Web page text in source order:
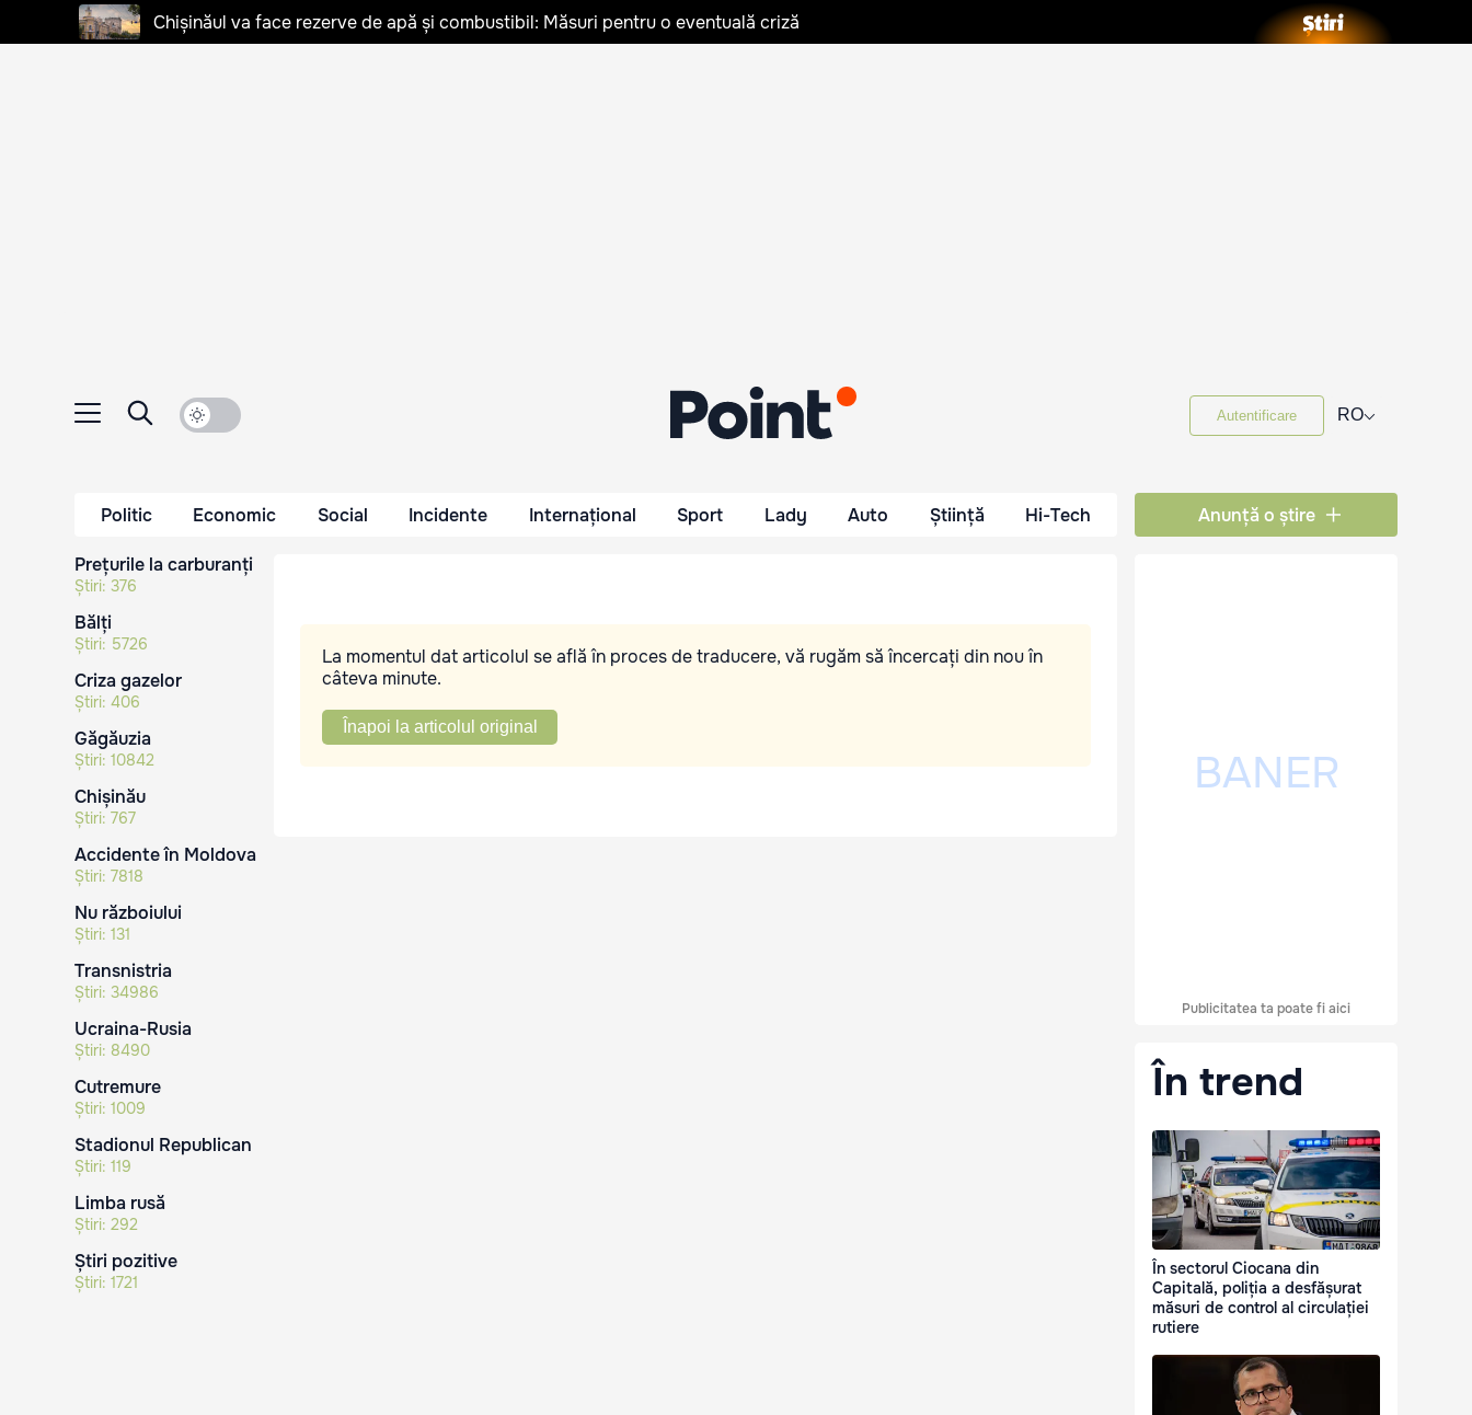
Chișinăul va face rezerve de apă și combustibil: Măsuri pentru o eventuală criză
Autentificare RO⌵
Politic Economic Social Incidente Internațional Sport Lady Auto Știință Hi-Tech Anunță o știre
Prețurile la carburanți
Știri: 376
Bălți
Știri: 5726
Criza gazelor
Știri: 406
Găgăuzia
Știri: 10842
Chișinău
Știri: 767
Accidente în Moldova
Știri: 7818
Nu războiului
Știri: 131
Transnistria
Știri: 34986
Ucraina-Rusia
Știri: 8490
Cutremure
Știri: 1009
Stadionul Republican
Știri: 119
Limba rusă
Știri: 292
Știri pozitive
Știri: 1721
La momentul dat articolul se află în proces de traducere, vă rugăm să încercați din nou în
câteva minute.
Înapoi la articolul original
Publicitatea ta poate fi aici
În trend
În sectorul Ciocana din
Capitală, poliția a desfășurat
măsuri de control al circulației
rutiere